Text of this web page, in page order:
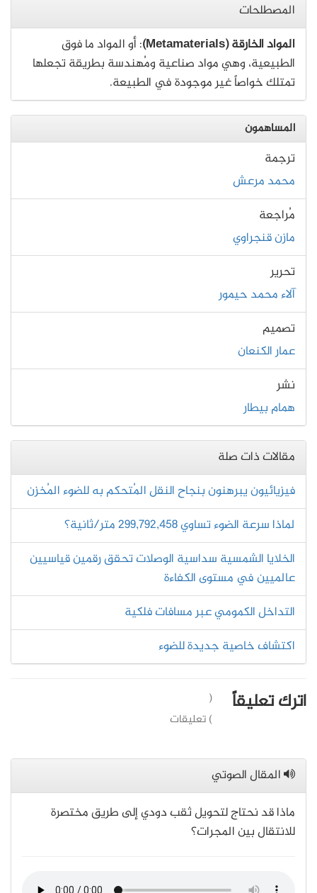
المصطلحات
المواد الخارقة (Metamaterials)
: أو المواد ما فوق
الطبيعية، وهي مواد صناعية ومُهندسة بطريقة تجعلها
تمتلك خواصاً غير موجودة في الطبيعة.
المساهمون
ترجمة
محمد مرعش
مُراجعة
مازن قنجراوي
تحرير
آلاء محمد حيمور
تصميم
عمار الكنعان
نشر
همام بيطار
مقالات ذات صلة
فيزيائيون يبرهنون بنجاح النقل المُتحكم به للضوء المُخزن
لماذا سرعة الضوء تساوي 299,792,458 متر/ثانية؟
الخلايا الشمسية سداسية الوصلات تحقق رقمين قياسيين
عالميين في مستوى الكفاءة
التداخل الكمومي عبر مسافات فلكية
اكتشاف خاصية جديدة للضوء
اترك تعليقاً
(
) تعليقات
المقال الصوتي
ماذا قد نحتاج لتحويل ثقب دودي إلى طريق مختصرة
للانتقال بين المجرات؟